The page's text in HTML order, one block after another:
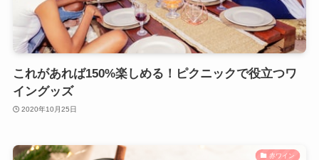
これがあれば150%楽しめる！ピクニックで役立つワ
イングッズ
2020年10月25日
赤ワイン